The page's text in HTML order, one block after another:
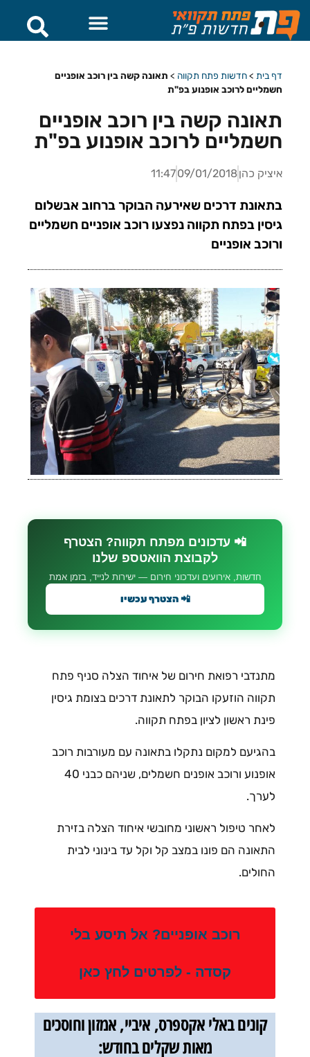
דף בית >חדשות פתח תקווה > תאונה קשה בין רוכב אופניים
חשמליים לרוכב אופנוע בפ"ת
תאונה קשה בין רוכב אופניים
חשמליים לרוכב אופנוע בפ"ת
איציק כהן09/01/2018
11:47
בתאונת דרכים שאירעה הבוקר ברחוב אבשלום
גיסין בפתח תקווה נפצעו רוכב אופניים חשמליים
ורוכב אופניים
📲 עדכונים מפתח תקווה? הצטרף
לקבוצת הוואטספ שלנו
חדשות, אירועים ועדכוני חירום — ישירות לנייד, בזמן אמת
📲 הצטרף עכשיו
מתנדבי רפואת חירום של איחוד הצלה סניף פתח
תקווה הוזעקו הבוקר לתאונת דרכים בצומת גיסין
פינת ראשון לציון בפתח תקווה.
בהגיעם למקום נתקלו בתאונה עם מעורבות רוכב
אופנוע ורוכב אופנים חשמלים, שניהם כבני 40
לערך.
לאחר טיפול ראשוני מחובשי איחוד הצלה בזירת
התאונה הם פונו במצב קל וקל עד בינוני לבית
החולים.
רוכב אופניים? אל תיסע בלי
קסדה - לפרטים לחץ כאן
קונים באלי אקספרס, איביי, אמזון וחוסכים
מאות שקלים בחודש: